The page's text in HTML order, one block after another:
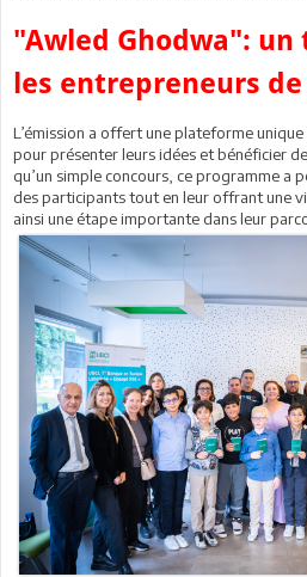
"Awled Ghodwa":
les entrepreneurs
L’émission a offert une plateforme
pour présenter leurs idées et bénéficier
qu’un simple concours, ce programme a
des participants tout en leur offrant une
ainsi une étape importante dans leur